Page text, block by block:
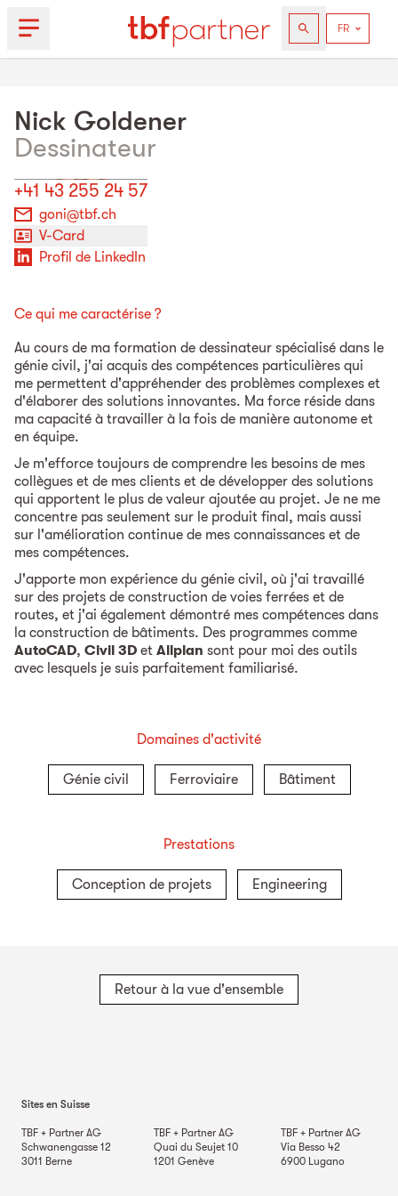
Nick Goldener
Dessinateur
+41 43 255 24 57
goni@tbf.ch
V-Card
Profil de LinkedIn
Ce qui me caractérise ?
Au cours de ma formation de dessinateur spécialisé dans le
génie civil, j'ai acquis des compétences particulières qui
me permettent d'appréhender des problèmes complexes et
d'élaborer des solutions innovantes. Ma force réside dans
ma capacité à travailler à la fois de manière autonome et
en équipe.
Je m'efforce toujours de comprendre les besoins de mes
collègues et de mes clients et de développer des solutions
qui apportent le plus de valeur ajoutée au projet. Je ne me
concentre pas seulement sur le produit final, mais aussi
sur l'amélioration continue de mes connaissances et de
mes compétences.
J'apporte mon expérience du génie civil, où j'ai travaillé
sur des projets de construction de voies ferrées et de
routes, et j'ai également démontré mes compétences dans
la construction de bâtiments. Des programmes comme
AutoCAD, Civil 3D et Allplan sont pour moi des outils
avec lesquels je suis parfaitement familiarisé.
Domaines d'activité
Génie civil Ferroviaire Bâtiment
Prestations
Conception de projets Engineering
Retour à la vue d'ensemble
Sites en Suisse
TBF + Partner AG
Schwanengasse 12
3011 Berne
TBF + Partner AG
Quai du Seujet 10
1201 Genève
TBF + Partner AG
Via Besso 42
6900 Lugano